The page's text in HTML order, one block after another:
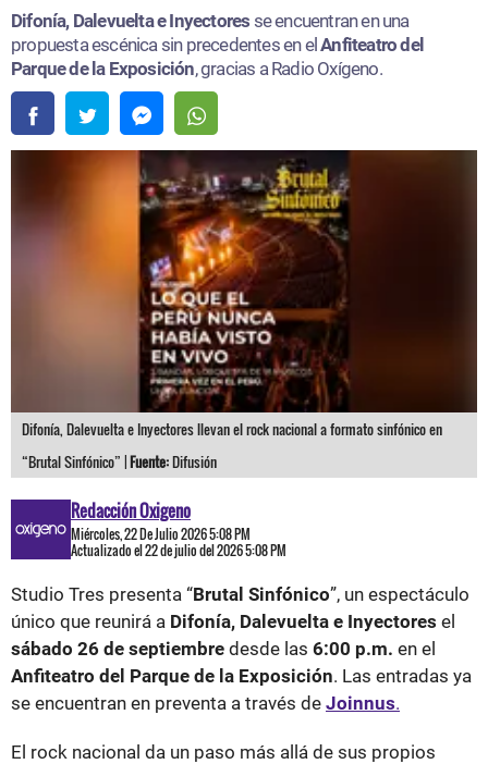
Difonía, Dalevuelta e Inyectores se encuentran en una
propuesta escénica sin precedentes en elAnfiteatro del
Parque de la Exposición, gracias a Radio Oxígeno.
Difonía, Dalevuelta e Inyectores llevan el rock nacional a formato sinfónico en
“Brutal Sinfónico” |Fuente:Difusión
Redacción Oxigeno
Miércoles, 22 De Julio 2026 5:08 PM
Actualizado el 22 de julio del 2026 5:08 PM
Studio Tres presenta “Brutal Sinfónico”, un espectáculo
único que reunirá a Difonía, Dalevuelta e Inyectores el
sábado 26 de septiembre desde las 6:00 p.m. en el
Anfiteatro del Parque de la Exposición. Las entradas ya
se encuentran en preventa a través de Joinnus.
El rock nacional da un paso más allá de sus propios